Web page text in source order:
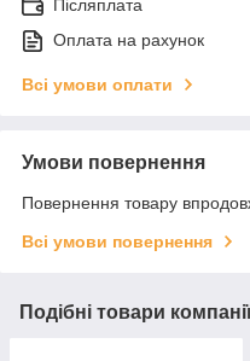
Післяплата
Оплата на рахунок
Всі умови оплати
Умови повернення
Повернення товару
Всі умови повернення
Подібні товари